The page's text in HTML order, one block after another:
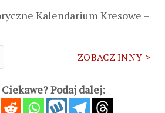
Kalendarium Kresowe –
ZOBACZ INNY >
Podaj dalej: